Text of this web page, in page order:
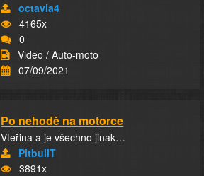
octavia4
4165x
0
Video / Auto-moto
07/09/2021
Po nehodě na motorce
Vteřina a je všechno jinak…
PitbullT
3891x